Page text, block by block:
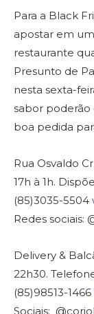
Para a Black
apostar em
restaurante
Presunto de
nesta sexta-
sabor poderão
boa pedida
Rua Osvaldo
17h à 1h.
(85)3035-5504
Redes sociais:
Delivery &
22h30.
(85)98513-1466
Sociais: